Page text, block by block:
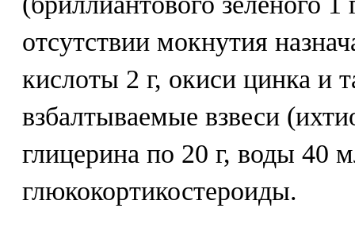
отсутствии мокнутия
кислоты 2 г, окиси цинка и
взбалтываемые взвеси
глицерина по 20 г, воды 40
глюкокортикостероиды.